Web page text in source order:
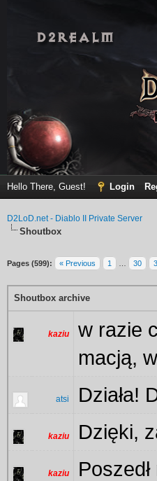
Hello There, Guest! Login
D2LoD.net - Diablo II Private Server
Shoutbox
Pages (599): « Previous 1 30
Shoutbox archive
kaziu
w razie
macją,
atsi Działa!
kaziu Dzięki,
kaziu